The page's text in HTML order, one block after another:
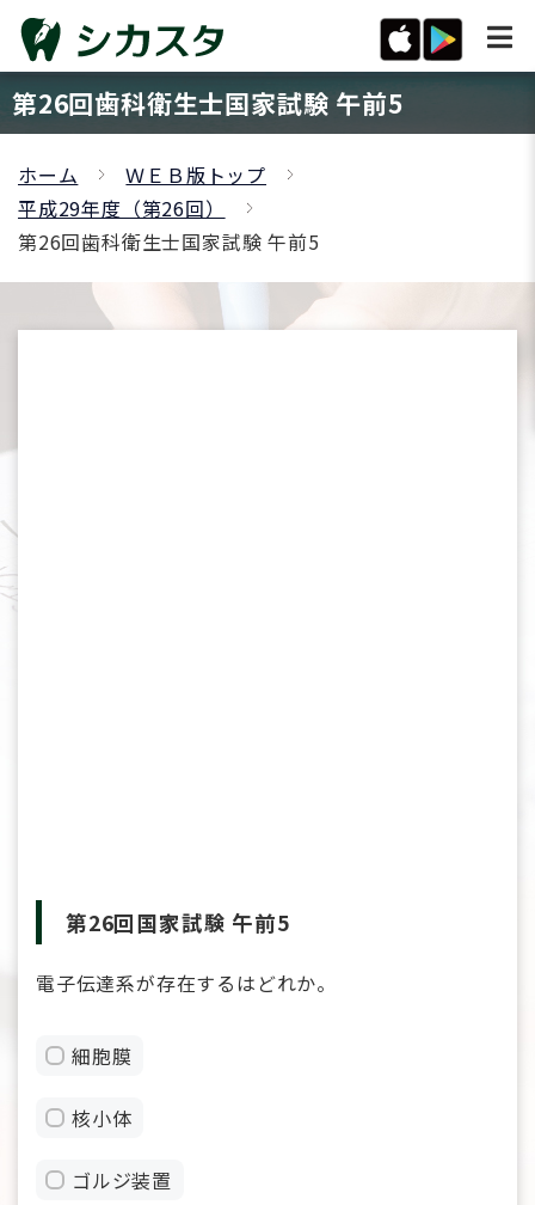
第26回歯科衛生士国家試験 午前5
ホーム
ＷＥＢ版トップ
平成29年度（第26回）
第26回歯科衛生士国家試験 午前5
第26回国家試験 午前5
電子伝達系が存在するはどれか。
細胞膜
核小体
ゴルジ装置